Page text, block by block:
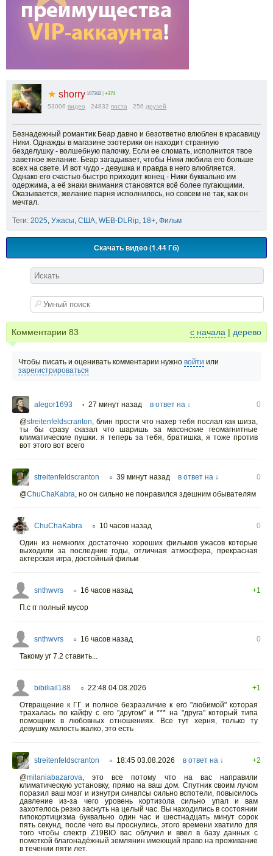
★ shorry 167362 | +374
53006 видео 24832 поста 256 друзей
Безнадежный романтик Беар давно и безответно влюблен в красавицу
Ники. Однажды в магазине эзотерики он находит странную
безделушку - волшебную палочку. Если ее сломать, исполнится твое
заветное желание. Беар загадывает, чтобы Ники любила его больше
всех на свете. И вот чудо - девушка и правда в него влюбляется.
Однако его счастью быстро приходит конец - Ники буквально им
одержима, а её знаки внимания становятся всё более пугающими.
Оказывается, желание парня исполнилось, но совсем не так, как он
мечтал.
Теги: 2025 Ужасы США WEB-DLRip 18+ Фильм
Скачать видео (1.44 Гб)
Комментарии 83 с начала | дерево
Чтобы писать и оценивать комментарии нужно войти или
зарегистрироваться
alegor1693 • 27 минут назад в ответ на ↓
0
@streitenfeldscranton блин прости что нахер тебя послал как шиза,
ты бы сразу сказал что шаришь за масонские геомагнитные
климатические пушки. я теперь за тебя, братишка, я тоже против
вот этого вот всего
streitenfeldscranton ○ 39 минут назад в ответ на ↓
0
@ChuChaKabra но он сильно не понравился здешним обывателям
ChuChaKabra ○ 10 часов назад
0
Один из немногих достаточно хороших фильмов ужасов которые
выходили за последние годы, отличная атмосфера, прекрасная
актерская игра, достойный фильм
snthwvrs ○ 16 часов назад
+1
П.с гг полный мусор
snthwvrs ○ 16 часов назад
0
Такому уг 7.2 ставить...
bibiliail188 ○ 22:48 04.08.2026
+1
Отвращение к ГГ и полное безразличие к его "любимой" которая
трахалась по кайфу с его "другом" и *** на "друга" который типа
помощник в любовных отношениях. Все тут херня, только ту
девушку малость жалко, это есть
streitenfeldscranton ○ 18:45 03.08.2026 в ответ на ↓
+2
@milaniabazarova
это все потому что на вас направили
климатическую установку, прямо на ваш дом. Спутник своим лучом
поразил ваш мозг и изнутри синапсы сильно вспотели, повысилось
давление из-за чего уровень кортизола сильно упал и вам
захотелось резко заснуть на целый час. Вы находились в состоянии
гипокортицизма буквально один час и шестнадцать минут сорок
пять секунд, после чего вы проснулись, этого времени хватило для
того чтобы спектр Z19BIO вас облучил и ввел в базу данных с
пометкой благонадёжный землянин имеющий право на проживание
в течении пяти лет.